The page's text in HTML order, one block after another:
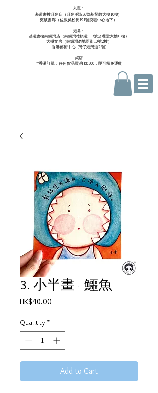
九龍：
基道書樓旺角店（旺角弼街56號基督教大樓10樓）
突破書廊（佐敦吳松街191號突破中心地下）
港島：
基道書樓銅鑼灣店（銅鑼灣禮頓道119號公理堂大樓15樓）
大樹文房（銅鑼灣勿地臣街10號2樓）
香港藝術中心 ​ (灣仔港灣道2 號)
網店
**香港訂單：任何貨品買滿HKD300，即可豁免運費
3. 小半畫 - 鱷魚
HK$40.00
Quantity *
Add to Cart